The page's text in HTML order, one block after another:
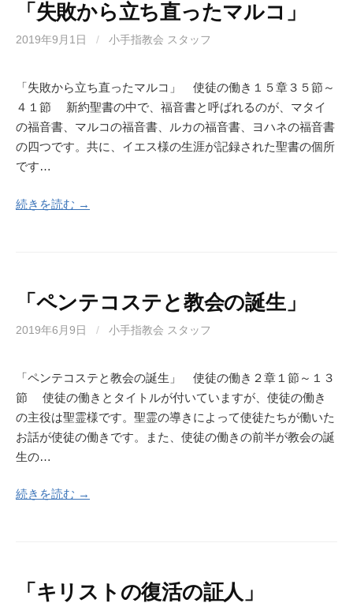
「失敗から立ち直ったマルコ」
2019年9月1日 / 小手指教会 スタッフ
「失敗から立ち直ったマルコ」 使徒の働き１５章３５節～
４１節 新約聖書の中で、福音書と呼ばれるのが、マタイ
の福音書、マルコの福音書、ルカの福音書、ヨハネの福音書
の四つです。共に、イエス様の生涯が記録された聖書の個所
です…
続きを読む →
「ペンテコステと教会の誕生」
2019年6月9日 / 小手指教会 スタッフ
「ペンテコステと教会の誕生」 使徒の働き２章１節～１３
節 使徒の働きとタイトルが付いていますが、使徒の働き
の主役は聖霊様です。聖霊の導きによって使徒たちが働いた
お話が使徒の働きです。また、使徒の働きの前半が教会の誕
生の…
続きを読む →
「キリストの復活の証人」